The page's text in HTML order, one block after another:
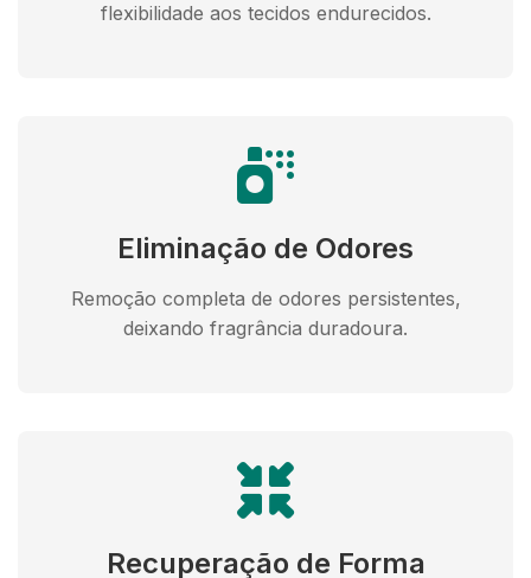
flexibilidade aos tecidos endurecidos.
Eliminação de Odores
Remoção completa de odores persistentes,
deixando fragrância duradoura.
Recuperação de Forma